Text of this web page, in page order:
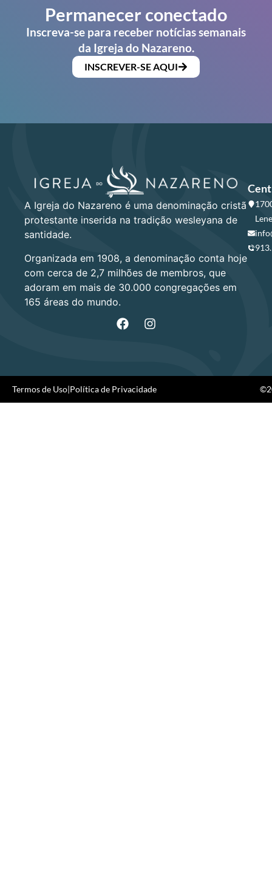
Permanecer conectado
Inscreva-se para receber notícias semanais
da Igreja do Nazareno.
INSCREVER-SE AQUI
A Igreja do Nazareno é uma denominação cristã
protestante inserida na tradição wesleyana de
santidade.
Organizada em 1908, a denominação conta hoje
com cerca de 2,7 milhões de membros, que
adoram em mais de 30.000 congregações em
165 áreas do mundo.
Termos de Uso|Política de Privacidade